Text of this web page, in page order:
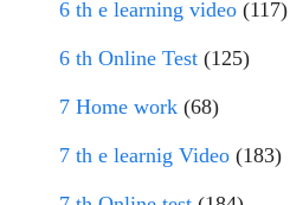
6 th e learning video (117)
6 th Online Test (125)
7 Home work (68)
7 th e learnig Video (183)